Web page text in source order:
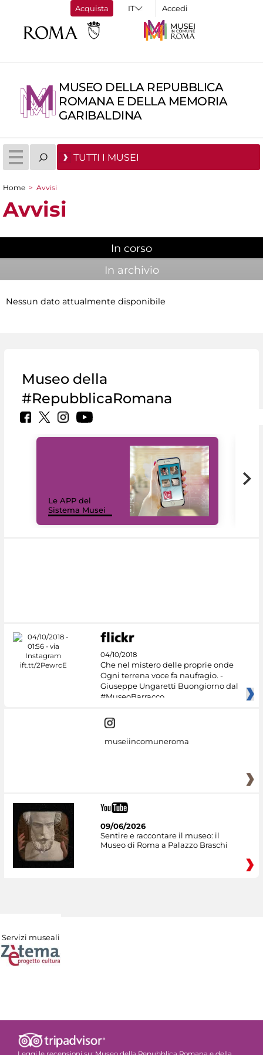
Acquista Accedi
MUSEO DELLA REPUBBLICA
ROMANA E DELLA MEMORIA
GARIBALDINA
TUTTI I MUSEI
Tu sei qui
Home > Avvisi
Avvisi
In corso
In archivio
Nessun dato attualmente disponibile
Museo della
#RepubblicaRomana
Le APP del
Sistema Musei
04/10/2018
Che nel mistero delle proprie onde
Ogni terrena voce fa naufragio. -
Giuseppe Ungaretti Buongiorno dal
#MuseoBarracco
museiincomuneroma
09/06/2026
Sentire e raccontare il museo: il
Museo di Roma a Palazzo Braschi
Servizi museali